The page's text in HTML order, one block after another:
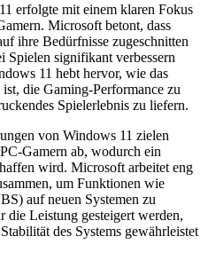
erfolgte mit einem klaren Fokus
Microsoft betont, dass
ihre Bedürfnisse zugeschnitten
Spielen signifikant verbessern
11 hebt hervor, wie das
die Gaming-Performance zu
Spielerlebnis zu liefern.
von Windows 11 zielen
Gamern ab, wodurch ein
wird. Microsoft arbeitet eng
um Funktionen wie
auf neuen Systemen zu
Leistung gesteigert werden,
des Systems gewährleistet